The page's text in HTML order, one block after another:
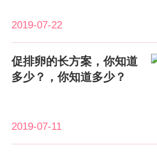
2019-07-22
促排卵的长方案，你知道
多少？，你知道多少？
2019-07-11